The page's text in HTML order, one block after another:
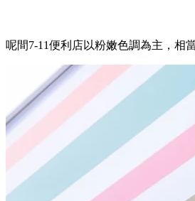
呢間7-11便利店以粉嫩色調為主，相